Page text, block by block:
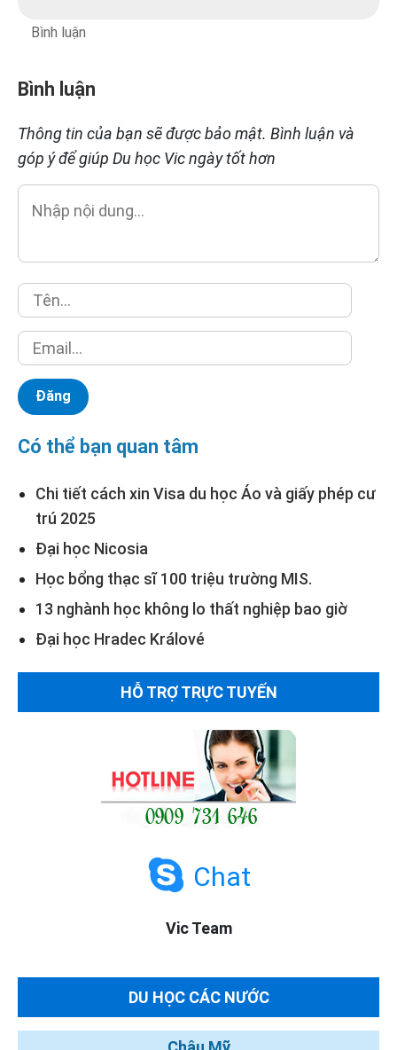
Bình luận
Bình luận
Thông tin của bạn sẽ được bảo mật. Bình luận và
góp ý để giúp Du học Vic ngày tốt hơn
Có thể bạn quan tâm
Chi tiết cách xin Visa du học Áo và giấy phép cư
trú 2025
Đại học Nicosia
Học bổng thạc sĩ 100 triệu trường MIS.
13 nghành học không lo thất nghiệp bao giờ
Đại học Hradec Králové
HỖ TRỢ TRỰC TUYẾN
Chat
Vic Team
DU HỌC CÁC NƯỚC